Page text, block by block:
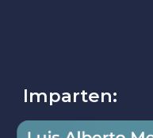
Imparten: